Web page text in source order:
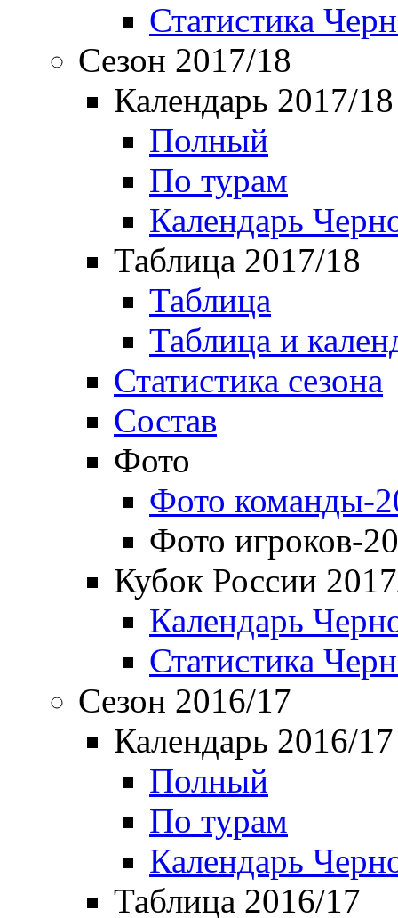
Статистика
Сезон 2017/18
Календарь 2017/18
Полный
По турам
Календарь
Таблица 2017/18
Таблица
Таблица и
Статистика сезона
Состав
Фото
Фото команды-
Фото игроков-
Кубок России
Календарь
Статистика
Сезон 2016/17
Календарь 2016/17
Полный
По турам
Календарь
Таблица 2016/17